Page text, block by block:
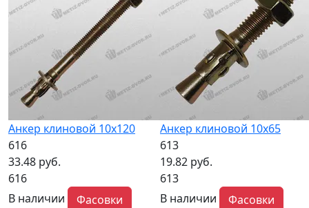
Анкер клиновой 10х120
616
33.48 руб.
616
В наличии
Фасовки
Анкер клиновой 10х65
613
19.82 руб.
613
В наличии
Фасовки